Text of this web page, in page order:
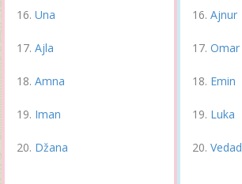
Una
Ajla
Amna
Iman
Džana
Ajnur
Omar
Emin
Luka
Vedad